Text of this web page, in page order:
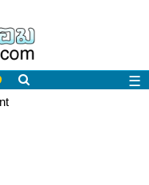
☰